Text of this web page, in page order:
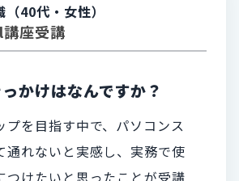
40代・女性）
座受講
かけはなんですか？
プを目指す中で、パソコンス
通れないと実感し、実務で使
つけたいと思ったことが受講